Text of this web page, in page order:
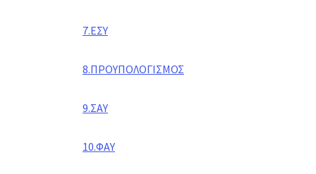
7.ΕΣΥ
8.ΠΡΟΥΠΟΛΟΓΙΣΜΟΣ
9.ΣΑΥ
10.ΦΑΥ